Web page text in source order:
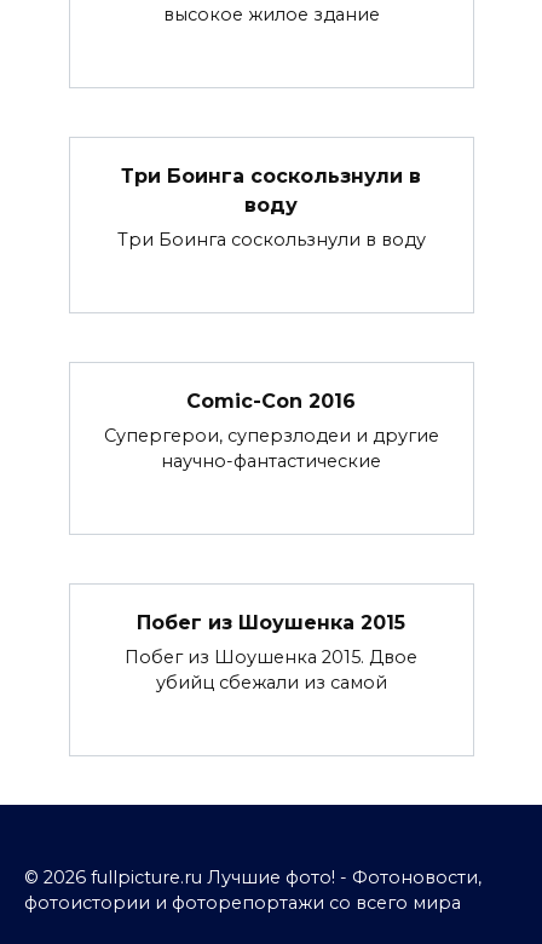
высокое жилое здание
Три Боинга соскользнули в
воду
Три Боинга соскользнули в воду
Comic-Con 2016
Супергерои, суперзлодеи и другие
научно-фантастические
Побег из Шоушенка 2015
Побег из Шоушенка 2015. Двое
убийц сбежали из самой
© 2026 fullpicture.ru Лучшие фото! - Фотоновости,
фотоистории и фоторепортажи со всего мира